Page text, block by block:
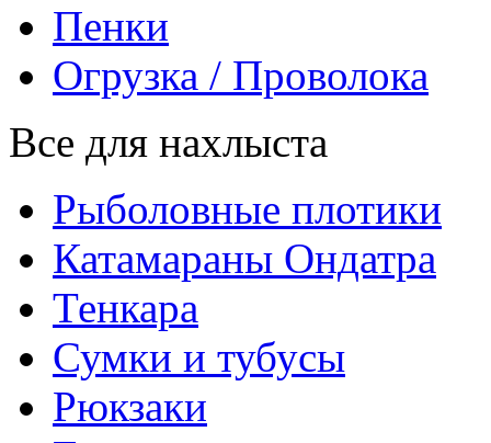
Пенки
Огрузка / Проволока
Все для нахлыста
Рыболовные плотики
Катамараны Ондатра
Тенкара
Сумки и тубусы
Рюкзаки